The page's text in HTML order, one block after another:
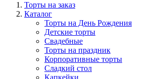
Торты на заказ
Каталог
Торты на День Рождения
Детские торты
Свадебные
Торты на праздник
Корпоративные торты
Сладкий стол
Капкейки